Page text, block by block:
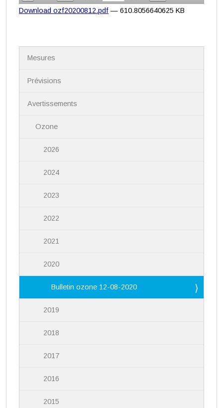
Download ozf20200812.pdf — 610.8056640625 KB
Mesures
Prévisions
Avertissements
Ozone
2026
2024
2023
2022
2021
2020
Bulletin ozone 12-08-2020
2019
2018
2017
2016
2015